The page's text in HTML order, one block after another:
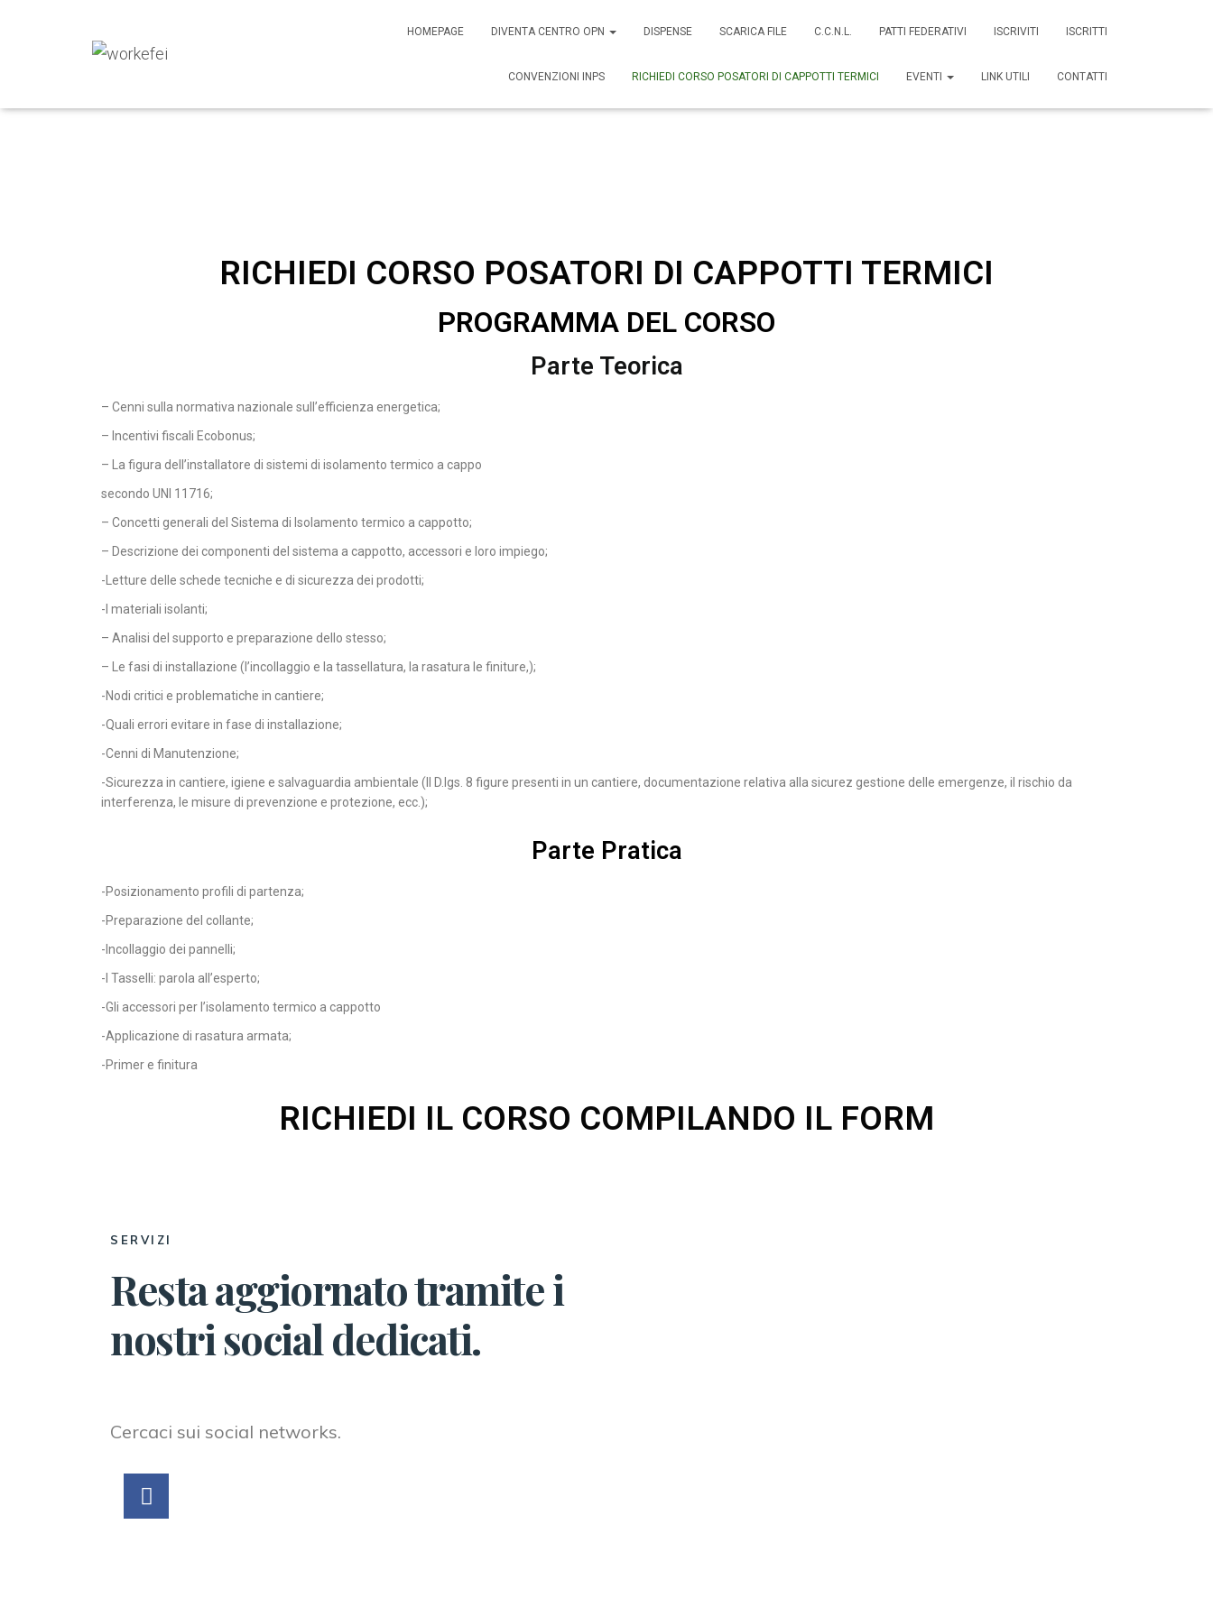
HOMEPAGE DIVENTA CENTRO OPN DISPENSE SCARICA FILE C.C.N.L. PATTI FEDERATIVI ISCRIVITI ISCRITTI
CONVENZIONI INPS RICHIEDI CORSO POSATORI DI CAPPOTTI TERMICI EVENTI LINK UTILI CONTATTI
RICHIEDI CORSO POSATORI DI CAPPOTTI TERMICI
PROGRAMMA DEL CORSO
Parte Teorica
– Cenni sulla normativa nazionale sull’efficienza energetica;
– Incentivi fiscali Ecobonus;
– La figura dell’installatore di sistemi di isolamento termico a cappo
secondo UNI 11716;
– Concetti generali del Sistema di Isolamento termico a cappotto;
– Descrizione dei componenti del sistema a cappotto, accessori e loro impiego;
-Letture delle schede tecniche e di sicurezza dei prodotti;
-I materiali isolanti;
– Analisi del supporto e preparazione dello stesso;
– Le fasi di installazione (l’incollaggio e la tassellatura, la rasatura le finiture,);
-Nodi critici e problematiche in cantiere;
-Quali errori evitare in fase di installazione;
-Cenni di Manutenzione;
-Sicurezza in cantiere, igiene e salvaguardia ambientale (Il D.lgs. 8 figure presenti in un cantiere, documentazione relativa alla sicurez gestione delle emergenze, il rischio da
interferenza, le misure di prevenzione e protezione, ecc.);
Parte Pratica
-Posizionamento profili di partenza;
-Preparazione del collante;
-Incollaggio dei pannelli;
-I Tasselli: parola all’esperto;
-Gli accessori per l’isolamento termico a cappotto
-Applicazione di rasatura armata;
-Primer e finitura
RICHIEDI IL CORSO COMPILANDO IL FORM
SERVIZI
Resta aggiornato tramite i
nostri social dedicati.
Cercaci sui social networks.